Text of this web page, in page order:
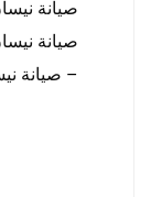
صيانة
صيانة
– صيانة